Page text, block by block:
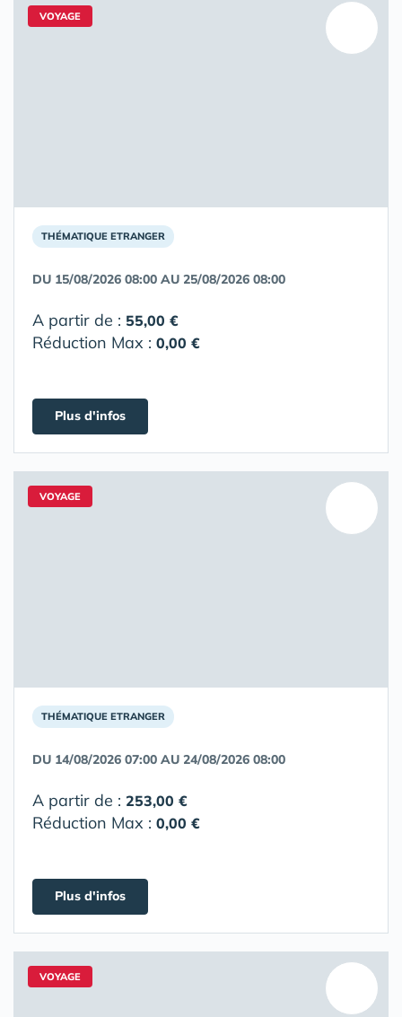
VOYAGE
THÉMATIQUE ETRANGER
DU 15/08/2026 08:00 AU 25/08/2026 08:00
A partir de : 55,00 €
Réduction Max : 0,00 €
Plus d'infos
VOYAGE
THÉMATIQUE ETRANGER
DU 14/08/2026 07:00 AU 24/08/2026 08:00
A partir de : 253,00 €
Réduction Max : 0,00 €
Plus d'infos
VOYAGE